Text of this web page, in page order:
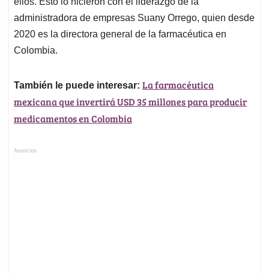
administradora de empresas Suany Orrego, quien desde
2020 es la directora general de la farmacéutica en
Colombia.
También le puede interesar: La farmacéutica
mexicana que invertirá USD 35 millones para producir
medicamentos en Colombia
Anuncios.